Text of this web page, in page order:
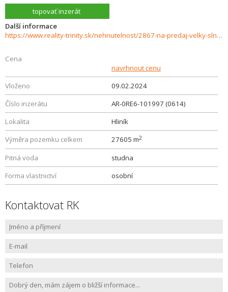
topovať inzerát
Další informace
https://www.reality-trinity.sk/nehnutelnost/2867-na-predaj-velky-slnecny-pozemok-lokalita-hlinik-nove-zamky
Cena
navrhnout cenu
Vloženo
09.02.2024
Číslo inzerátu
AR-0RE6-101997 (0614)
Lokalita
Hliník
Výměra pozemku celkem
27605 m2
Pitná voda
studna
Forma vlastnictví
osobní
Kontaktovat RK